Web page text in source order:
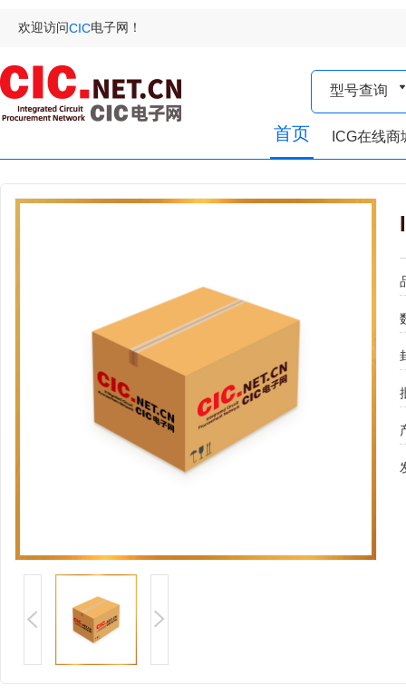
欢迎访问CIC电子网！
型号查询
首页 ICG在线商